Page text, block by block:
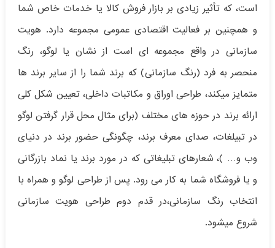
است، که تأثیر زیادی بر بازار فروش کالا یا خدمات خاص شما
و همچنین بر فعالیت اقتصادی عمومی مجموعه دارد. هویت
سازمانی در واقع مجموعه ای است از نشان یا لوگو، رنگ
منحصر به فرد (رنگ سازمانی) که برند شما را از سایر برند ها
متمایز میکند، طراحی اوراق و مکاتبات داخلی، تعیین شکل کلی
ارائه برند در حوزه های مختلف (برای مثال محل قرار گرفتن لوگو
در تبیلغات، صدای معرف برند، چگونگی حضور برند در دنیای
وب و… )، شعارهای تبلیغاتی که در مورد برند یا نماد بازرگانی
و یا فروشگاه شما به کار می رود. پس از طراحی لوگو و همراه با
انتخاب رنگ سازمانی،در قدم دوم طراحی هویت سازمانی
شروع میشود.